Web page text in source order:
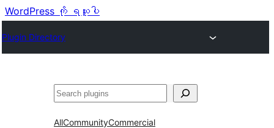
WordPress ကို ရယူပါ
Plugin Directory
ရှာ
AllCommunityCommercial